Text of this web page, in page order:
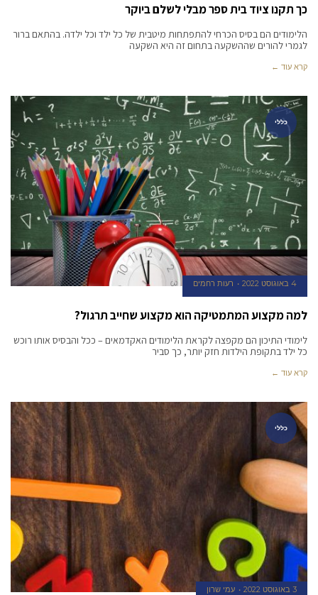
כך תקנו ציוד בית ספר מבלי לשלם ביוקר
הלימודים הם בסיס הכרחי להתפתחות מיטבית של כל ילד וכל ילדה. בהתאם ברור
לגמרי להורים שההשקעה בתחום זה היא השקעה
קרא עוד ←
כללי
4 באוגוסט 2022 רעות רחמים
למה מקצוע המתמטיקה הוא מקצוע שחייב תרגול?
לימודי התיכון הם מקפצה לקראת הלימודים האקדמאים – ככל והבסיס אותו רוכש
כל ילד בתקופת הילדות חזק יותר, כך סביר
קרא עוד ←
כללי
3 באוגוסט 2022 עמי שרון